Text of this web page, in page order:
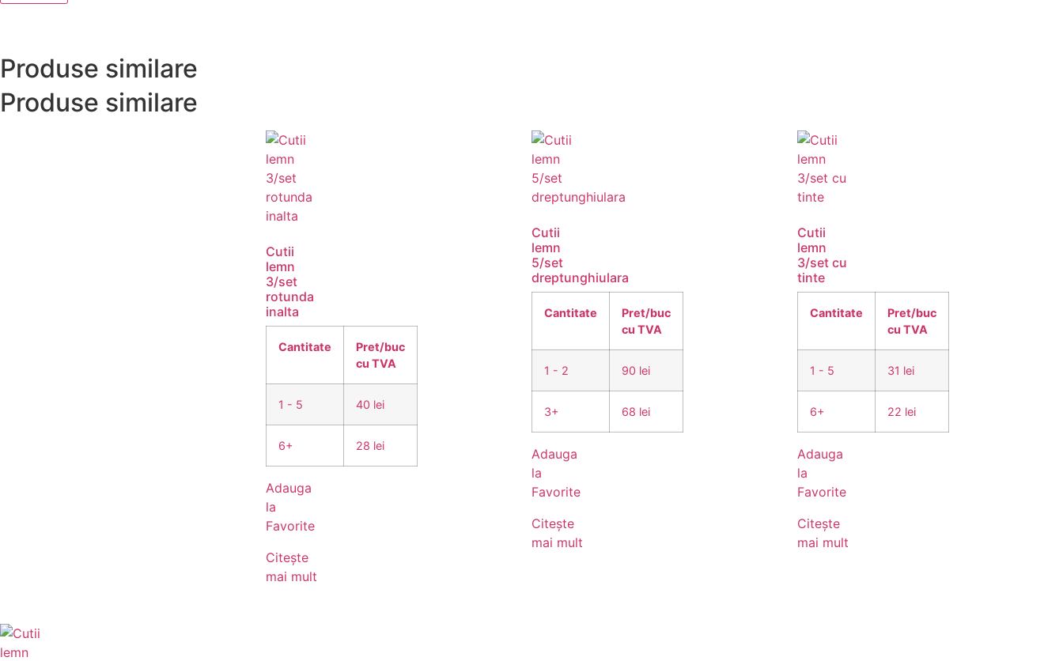
Produse similare
Produse similare
Cutii
lemn
3/set
rotunda
inalta
Cantitate
Pret/buc
cu TVA
1 - 5 40 lei
6+ 28 lei
Adauga
la
Favorite
Citește
mai mult
Cutii
lemn
5/set
dreptunghiulara
Cantitate
Pret/buc
cu TVA
1 - 2 90 lei
3+ 68 lei
Adauga
la
Favorite
Citește
mai mult
Cutii
lemn
3/set cu
tinte
Cantitate
Pret/buc
cu TVA
1 - 5 31 lei
6+ 22 lei
Adauga
la
Favorite
Citește
mai mult